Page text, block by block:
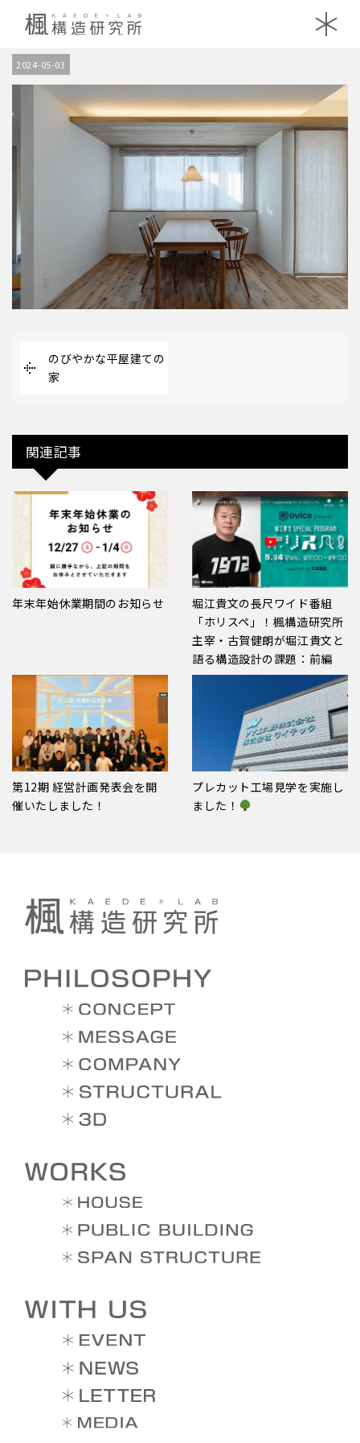
IMG_046
2024-05-03
のびやかな平屋建ての
家
関連記事
年末年始休業期間のお知らせ
堀江貴文の長尺ワイド番組
「ホリスペ」！楓構造研究所
主宰・古賀健朗が堀江貴文と
語る構造設計の課題：前編
第12期 経営計画発表会を開
催いたしました！
プレカット工場見学を実施し
ました！